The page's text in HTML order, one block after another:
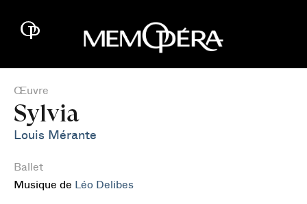
Œuvre
Sylvia
Louis Mérante
Ballet
Musique de
Léo Delibes